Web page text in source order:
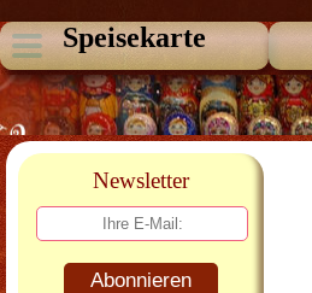
Speisekarte
Newsletter
Abonnieren